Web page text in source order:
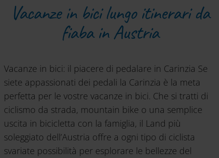
Vacanze in bici lungo itinerari da
fiaba in Austria
Vacanze in bici: il piacere di pedalare in Carinzia Se
siete appassionati dei pedali la Carinzia è la meta
perfetta per le vostre vacanze in bici. Che si tratti di
ciclismo da strada, mountain bike o una semplice
uscita in bicicletta con la famiglia, il Land più
soleggiato dell’Austria offre a ogni tipo di ciclista
svariate possibilità per esplorare le bellezze del